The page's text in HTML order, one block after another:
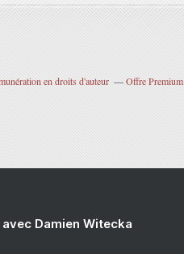
en droits d'auteur Offre Premium
Damien Witecka